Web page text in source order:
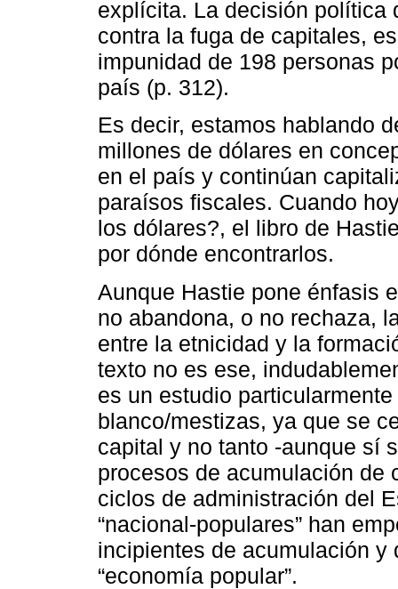
explícita. La decisión política
contra la fuga de capitales,
impunidad de 198 personas
país (p. 312).
Es decir, estamos hablando
millones de dólares en
en el país y continúan
paraísos fiscales. Cuando
los dólares?, el libro de
por dónde encontrarlos.
Aunque Hastie pone énfasis
no abandona, o no rechaza,
entre la etnicidad y la
texto no es ese,
es un estudio
blanco/mestizas, ya que se
capital y no tanto -aunque sí
procesos de acumulación de
ciclos de administración del
“nacional-populares” han
incipientes de acumulación
“economía popular”.